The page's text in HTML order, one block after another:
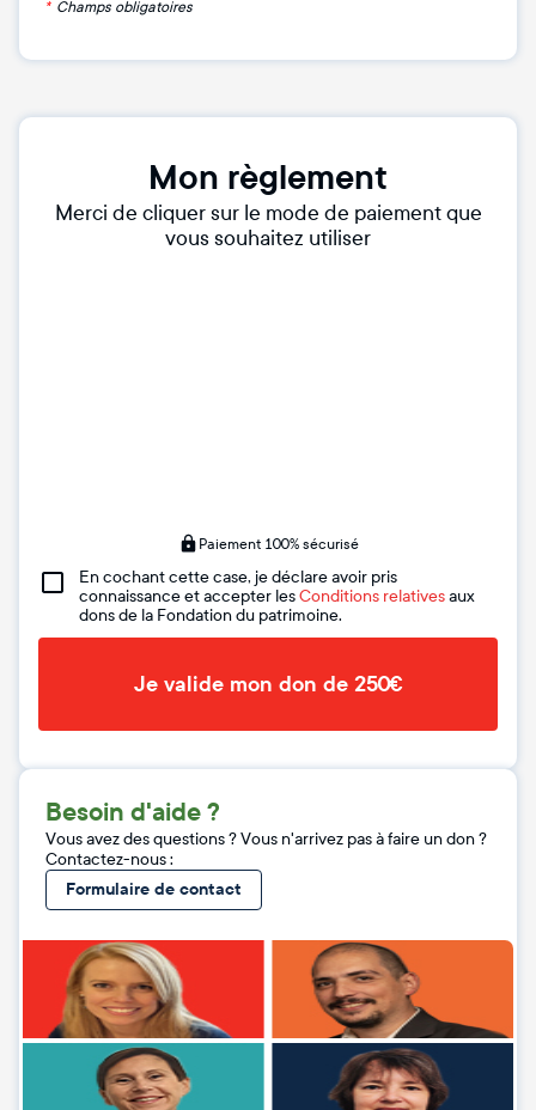
* Champs obligatoires
Mon règlement
Merci de cliquer sur le mode de paiement que
vous souhaitez utiliser
Paiement 100% sécurisé
En cochant cette case, je déclare avoir pris
connaissance et accepter lesConditions relativesaux
dons de la Fondation du patrimoine.
Je valide mon don de 250€
Besoin d'aide ?
Vous avez des questions ? Vous n'arrivez pas à faire un don ?
Contactez-nous :
Formulaire de contact